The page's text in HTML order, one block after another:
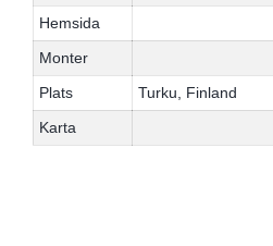
Hemsida
Monter
Plats
Turku, Finland
Karta